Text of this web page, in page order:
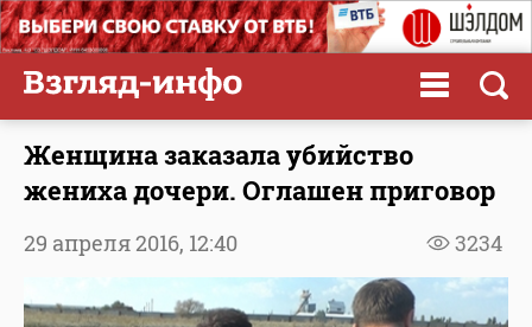
Женщина заказала убийство
жениха дочери. Оглашен приговор
3234
29 апреля 2016, 12:40